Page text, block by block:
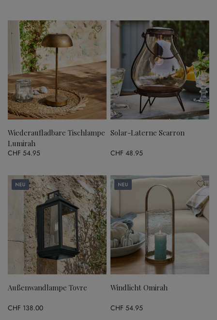
Wiederaufladbare Tischlampe
Lumirah
CHF 54.95
Solar-Laterne Scarron
CHF 48.95
Neu
Außenwandlampe Tovre
CHF 138.00
Neu
Windlicht Omirah
CHF 54.95